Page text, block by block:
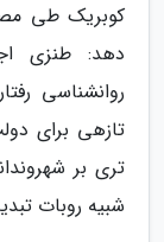
کوبریک طی
دهد: طنزی
روانشناسی
تازهی برای
تری بر
شبیه روبات